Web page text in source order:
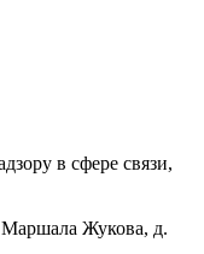
в сфере связи,
Жукова, д.